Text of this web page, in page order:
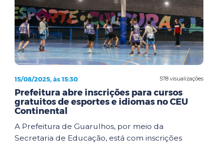
578 visualizações
15/08/2025, às 15:30
Prefeitura abre inscrições para cursos
gratuitos de esportes e idiomas no CEU
Continental
A Prefeitura de Guarulhos, por meio da
Secretaria de Educação, está com inscrições